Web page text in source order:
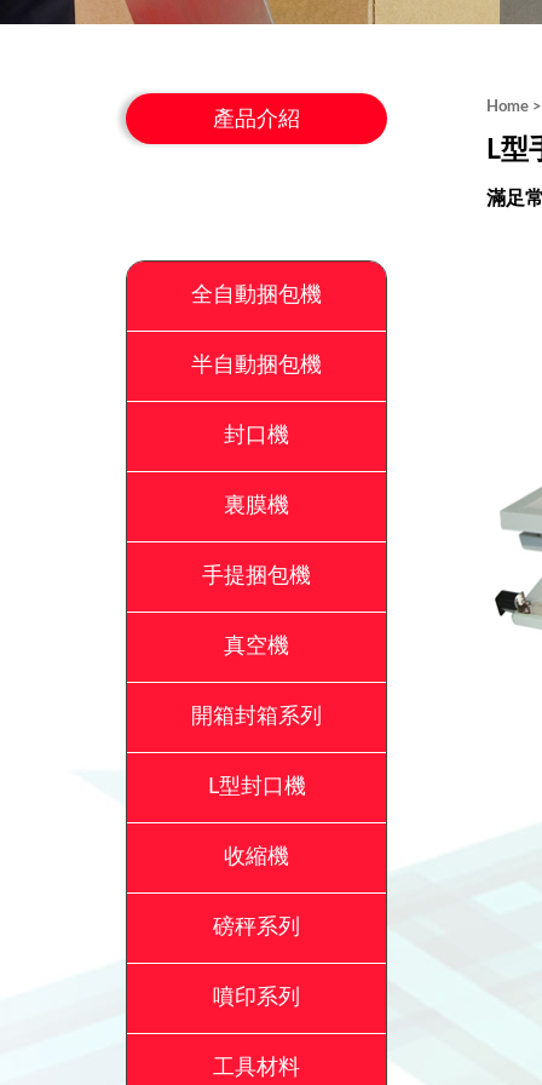
產品介紹
全自動捆包機
半自動捆包機
封口機
裏膜機
手提捆包機
真空機
開箱封箱系列
L型封口機
收縮機
磅秤系列
噴印系列
工具材料
Home
L型
滿足